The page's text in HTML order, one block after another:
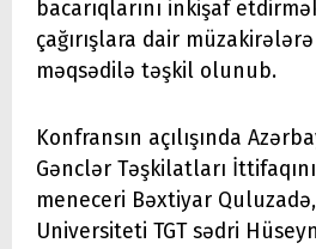
bacarıqlarını inkişaf
çağırışlara dair
məqsədilə təşkil olunub.
Konfransın açılışında
Gənclər Təşkilatları
meneceri Bəxtiyar
Universiteti TGT sədri